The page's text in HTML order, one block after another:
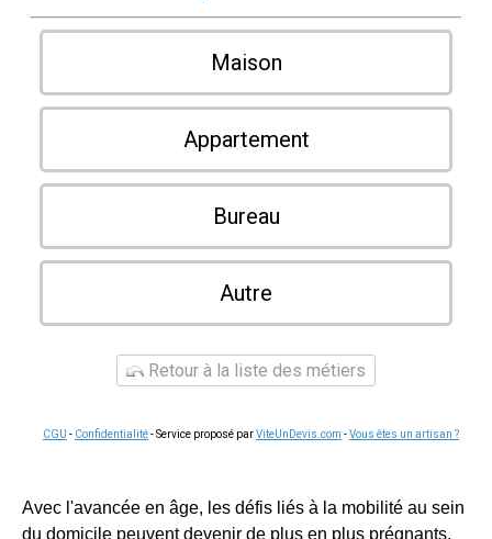
Maison
Appartement
Bureau
Autre
Retour à la liste des métiers
CGU - Confidentialité- Service proposé parViteUnDevis.com -Vous êtes un artisan ?
Avec l'avancée en âge, les défis liés à la mobilité au sein
du domicile peuvent devenir de plus en plus prégnants,